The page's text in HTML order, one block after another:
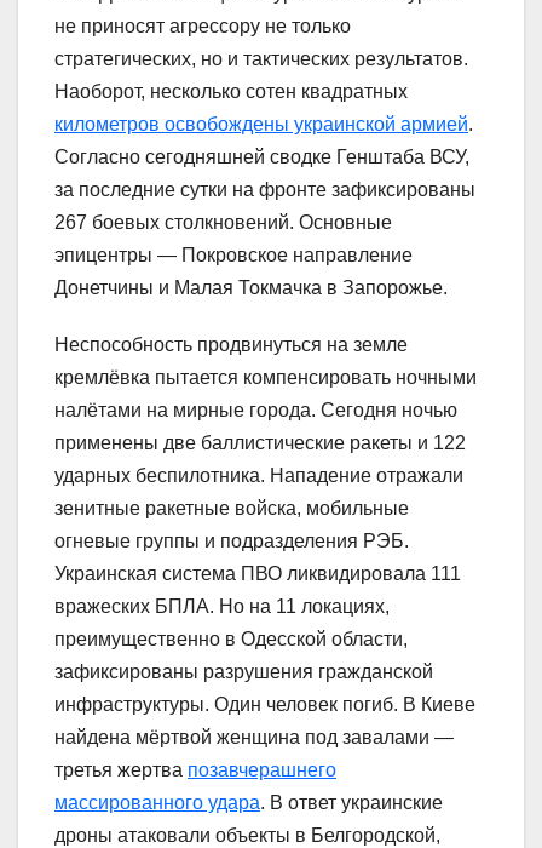
не приносят агрессору не только
стратегических, но и тактических результатов.
Наоборот, несколько сотен квадратных
километров освобождены украинской армией.
Согласно сегодняшней сводке Генштаба ВСУ,
за последние сутки на фронте зафиксированы
267 боевых столкновений. Основные
эпицентры — Покровское направление
Донетчины и Малая Токмачка в Запорожье.
Неспособность продвинуться на земле
кремлёвка пытается компенсировать ночными
налётами на мирные города. Сегодня ночью
применены две баллистические ракеты и 122
ударных беспилотника. Нападение отражали
зенитные ракетные войска, мобильные
огневые группы и подразделения РЭБ.
Украинская система ПВО ликвидировала 111
вражеских БПЛА. Но на 11 локациях,
преимущественно в Одесской области,
зафиксированы разрушения гражданской
инфраструктуры. Один человек погиб. В Киеве
найдена мёртвой женщина под завалами —
третья жертва позавчерашнего
массированного удара. В ответ украинские
дроны атаковали объекты в Белгородской,